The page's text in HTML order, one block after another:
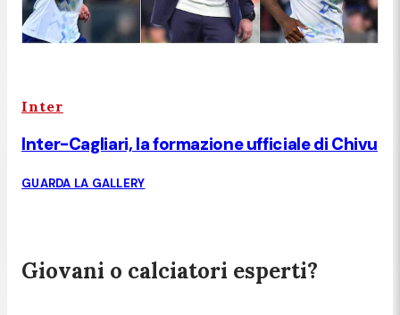
Inter
Inter-Cagliari, la formazione ufficiale di Chivu
GUARDA LA GALLERY
Giovani o calciatori esperti?